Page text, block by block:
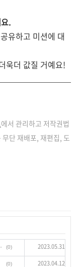
.
유하고 미션에 대
욱더 값질 거예요!
에서 관리하고 저작권법
단 재배포, 재편집, 도
맛집 공개' (0) 2023.05.31
(0) 2023.04.12